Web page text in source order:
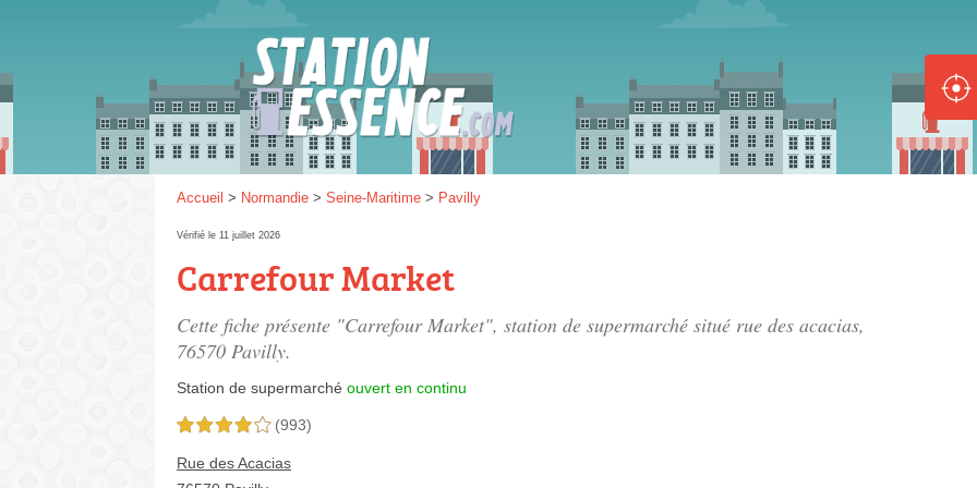
Accueil > Normandie > Seine-Maritime > Pavilly
Vérifié le 11 juillet 2026
Carrefour Market
Cette fiche présente "Carrefour Market", station de supermarché situé rue des acacias,
76570 Pavilly.
Station de supermarché ouvert en continu
4,0 étoiles sur 5 (993)
Rue des Acacias
Gazole :
Disponible Épuisé
SP 98 :
Disponible Épuisé